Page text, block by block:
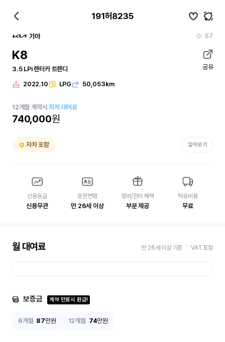
191허8235
기아 57
K8
3.5 LPi 렌터카 트렌디 공유
2022.10 LPG 50,053km
12개월 계약시최저 대여료
740,000원
자차 포함 알아보기
신용등급
신용무관
운전연령
만 26세 이상
정비/관리 혜택
부분 제공
탁송비용
무료
월 대여료 만 26세 이상 기준 VAT 포함
보증금 계약 만료시 환급!
6개월 87만원 12개월 74만원